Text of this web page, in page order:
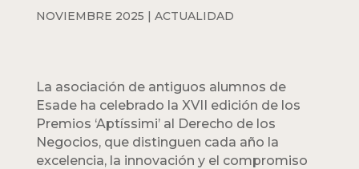
NOVIEMBRE 2025 | ACTUALIDAD
La asociación de antiguos alumnos de
Esade ha celebrado la XVII edición de los
Premios ‘Aptíssimi’ al Derecho de los
Negocios, que distinguen cada año la
excelencia, la innovación y el compromiso